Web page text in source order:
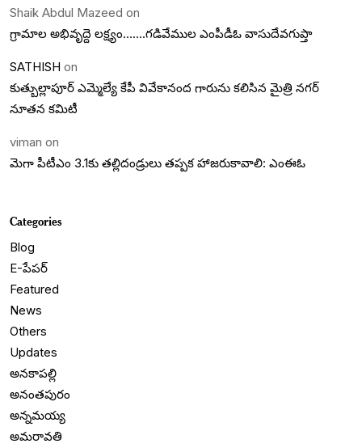
Shaik Abdul Mazeed on
గ్రామాల అభివృద్దె లక్ష్యం…….గడివేముల ఎంపీడీఓ వాసుదేవగుప్తా
SATHISH on
కుత్బుల్లాపూర్ ఎమ్మెల్యే కేపీ వివేకానంద గారును కలిసిన మైత్రి నగర్
నూతన కమిటీ
viman on
మెగా పీటీఎం 3.1కు తల్లిదండ్రులు తప్పక హాజరుకావాలి: ఎంఈఓ
Categories
Blog
E-పేపర్
Featured
News
Others
Updates
అనకాపల్లి
అనంతపురం
అన్నమయ్య
అమరావతి